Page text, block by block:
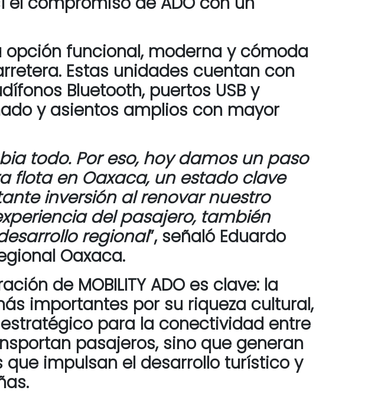
opción funcional, moderna y cómoda
Estas unidades cuentan con
Bluetooth, puertos USB y
y asientos amplios con mayor
todo. Por eso, hoy damos un paso
flota en Oaxaca, un estado clave
inversión al renovar nuestro
del pasajero, también
regional”, señaló Eduardo
Oaxaca.
de MOBILITY ADO es clave: la
importantes por su riqueza cultural,
para la conectividad entre
pasajeros, sino que generan
impulsan el desarrollo turístico y